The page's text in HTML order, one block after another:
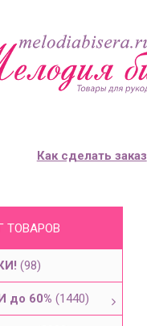
Как сделать заказ
ТОВАРОВ
(98)
до 60% (1440)